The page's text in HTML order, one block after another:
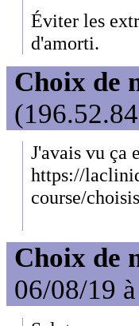
Éviter les
d'amorti.
Choix de
J'avais vu ça
https://
course/
Choix de
06/08/19